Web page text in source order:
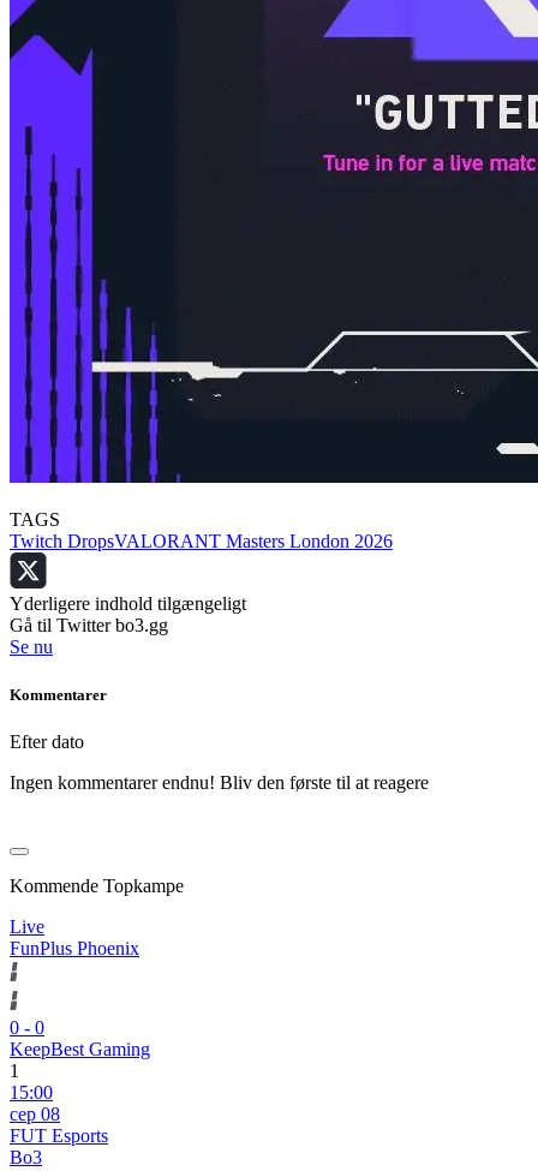
TAGS
Twitch DropsVALORANT Masters London 2026
Yderligere indhold tilgængeligt
Gå til Twitter bo3.gg
Se nu
Kommentarer
Efter dato
Ingen kommentarer endnu! Bliv den første til at reagere
Kommende Topkampe
Live
FunPlus Phoenix
0 - 0
KeepBest Gaming
1
15:00
сер 08
FUT Esports
Bo3